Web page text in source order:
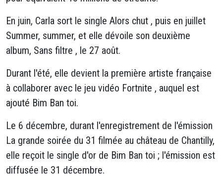
En juin, Carla sort le single Alors chut , puis en juillet
Summer, summer, et elle dévoile son deuxième
album, Sans filtre , le 27 août.
Durant l'été, elle devient la première artiste française
à collaborer avec le jeu vidéo Fortnite , auquel est
ajouté Bim Ban toi.
Le 6 décembre, durant l'enregistrement de l'émission
La grande soirée du 31 filmée au château de Chantilly,
elle reçoit le single d'or de Bim Ban toi ; l'émission est
diffusée le 31 décembre.